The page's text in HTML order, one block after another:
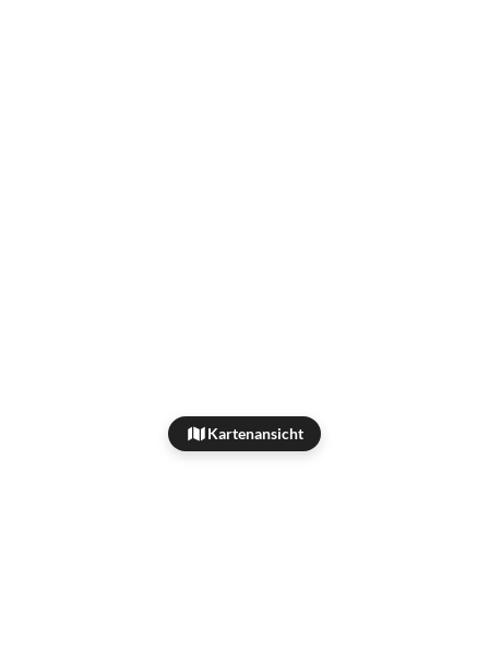
Kartenansicht